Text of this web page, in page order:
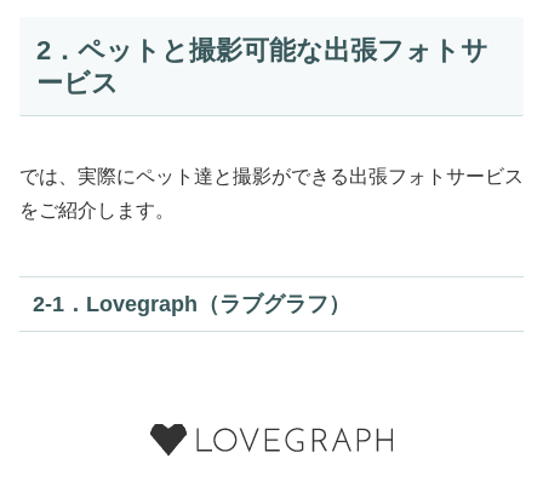
2．ペットと撮影可能な出張フォトサ
ービス
では、実際にペット達と撮影ができる出張フォトサービス
をご紹介します。
2‐1．Lovegraph（ラブグラフ）